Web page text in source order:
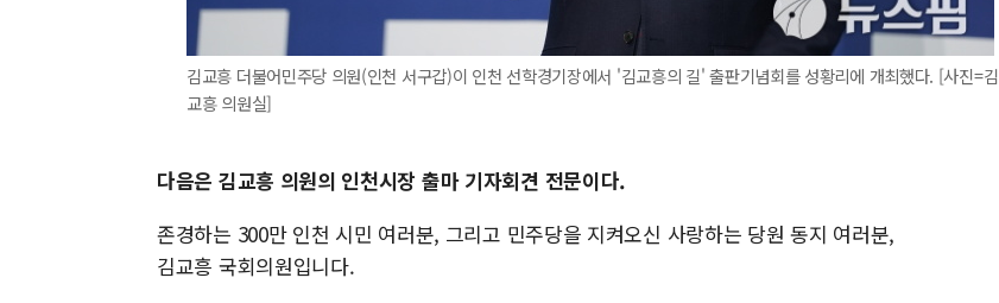
김교흥 더불어민주당 의원(인천 서구갑)이 인천 선학경기장에서 '김교흥의 길' 출판기념회를 성황리에 개최했다. [사진=김
교흥 의원실]
다음은 김교흥 의원의 인천시장 출마 기자회견 전문이다.
존경하는 300만 인천 시민 여러분, 그리고 민주당을 지켜오신 사랑하는 당원 동지 여러분,
김교흥 국회의원입니다.